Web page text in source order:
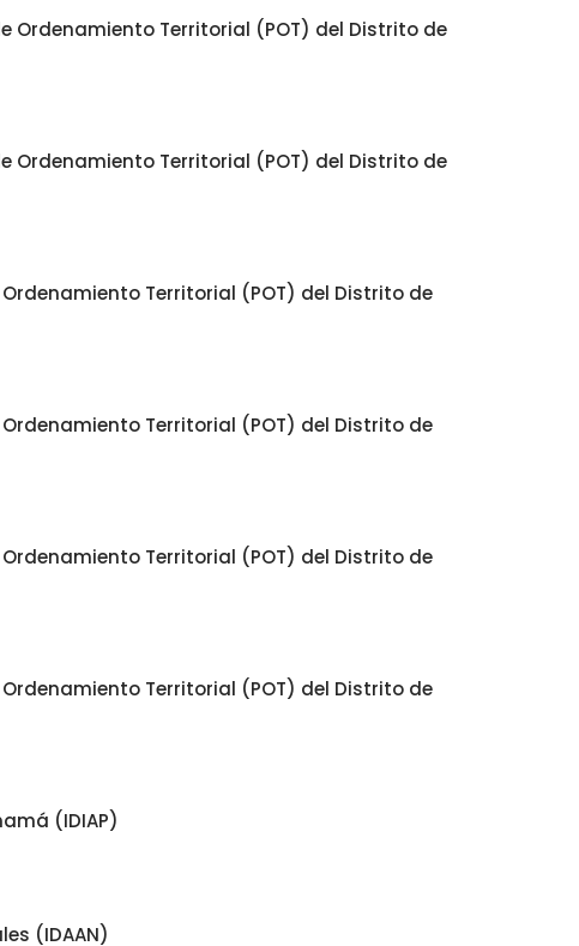
Ordenamiento Territorial (POT) del Distrito de
Ordenamiento Territorial (POT) del Distrito de
Territorial (POT) del Distrito de
Territorial (POT) del Distrito de
Territorial (POT) del Distrito de
Territorial (POT) del Distrito de
(IDIAP)
(IDAAN)